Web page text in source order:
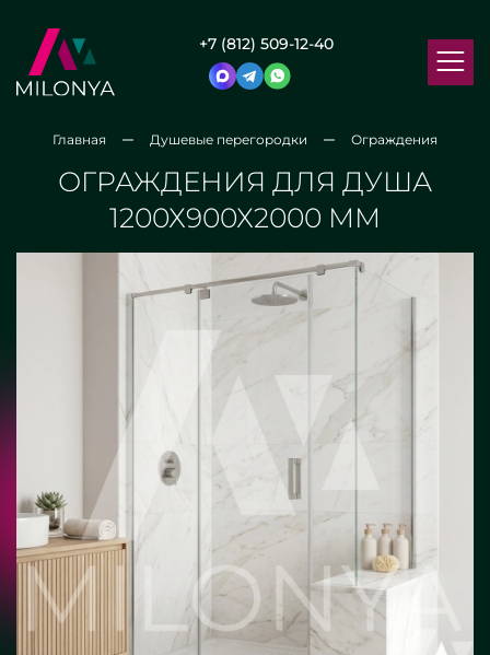
+7 (812) 509-12-40
Главная Душевые перегородки Ограждения
ОГРАЖДЕНИЯ ДЛЯ ДУША
1200Х900Х2000 ММ